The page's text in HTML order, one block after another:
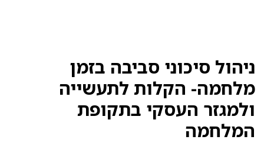
ניהול סיכוני סביבה בזמן
מלחמה- הקלות לתעשייה
ולמגזר העסקי בתקופת
המלחמה